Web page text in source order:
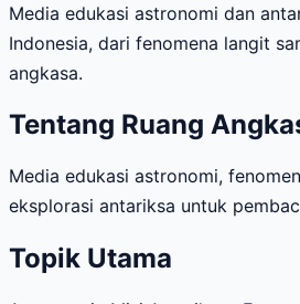
Media edukasi astronomi dan
Indonesia, dari fenomena langit
angkasa.
Tentang Ruang
Media edukasi astronomi,
eksplorasi antariksa untuk
Topik Utama